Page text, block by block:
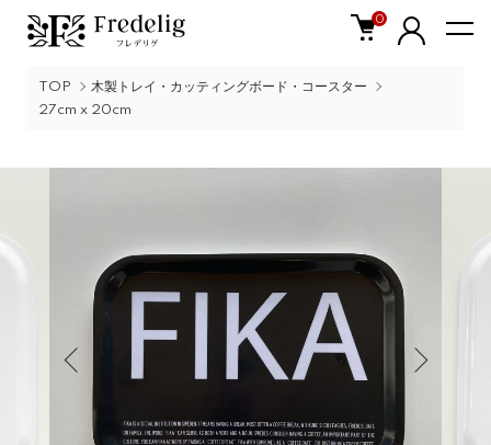
0
TOP
木製トレイ・カッティングボード・コースター
27cm x 20cm